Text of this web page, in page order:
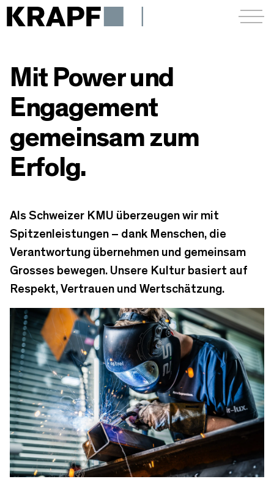
Menü
Mit Power und
Engagement
gemeinsam zum
Erfolg.
Als Schweizer KMU überzeugen wir mit
Spitzenleistungen – dank Menschen, die
Verantwortung übernehmen und gemeinsam
Grosses bewegen. Unsere Kultur basiert auf
Respekt, Vertrauen und Wertschätzung.